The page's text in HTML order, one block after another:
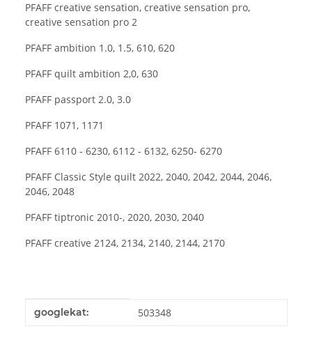
PFAFF creative sensation, creative sensation pro,
creative sensation pro 2
PFAFF ambition 1.0, 1.5, 610, 620
PFAFF quilt ambition 2,0, 630
PFAFF passport 2.0, 3.0
PFAFF 1071, 1171
PFAFF 6110 - 6230, 6112 - 6132, 6250- 6270
PFAFF Classic Style quilt 2022, 2040, 2042, 2044, 2046,
2046, 2048
PFAFF tiptronic 2010-, 2020, 2030, 2040
PFAFF creative 2124, 2134, 2140, 2144, 2170
Produkteigenschaft
Wert
googlekat: 503348